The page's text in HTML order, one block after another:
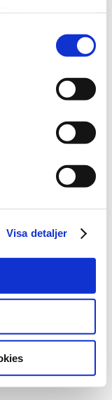
Visa detaljer